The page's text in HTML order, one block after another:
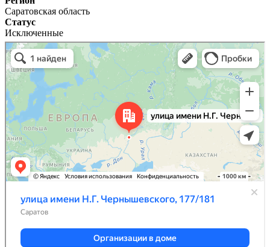
Саратовская область
Статус
Исключенные